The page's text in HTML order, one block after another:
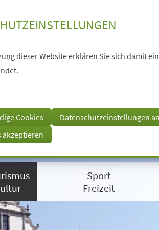
dieser Website erklären Sie sich damit
Cookies
Datenschutzeinstellungen
akzeptieren
Sport
Freizeit